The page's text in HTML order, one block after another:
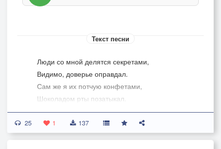
Текст песни
Люди со мной делятся секретами,
Видимо, доверье оправдал.
Сам же я их потчую конфетами,
Шоколадом рты позатыкал.
Очень уж приятели болтливые.
Головы не просто так болят.
25 1 137